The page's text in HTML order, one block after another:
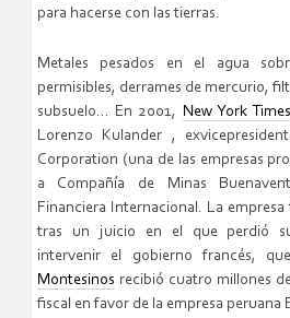
para hacerse con las tierras.
Metales pesados en el agua
permisibles, derrames de mercurio,
subsuelo… En 2001,
New York Times
Lorenzo Kulander ,
Corporation (una de las empresas
a Compañía de Minas
Financiera Internacional. La
tras un juicio en el que perdió
intervenir el gobierno francés,
Montesinos recibió cuatro millones
fiscal en favor de la empresa peruana